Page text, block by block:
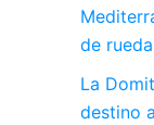
de
La
destino